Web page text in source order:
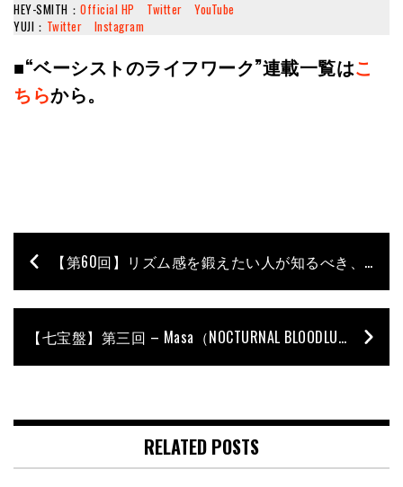
HEY-SMITH： Official HP Twitter
YouTube
YUJI： Twitter Instagram
■“ベーシストのライフワーク”連載一覧はこ
ちらから。
【第60回】リズム感を鍛えたい人が知るべき、リズム感のふたつの面／石村順の低音よろず相談所 〜Jun’s Bass Clinic〜
【七宝盤】第三回 – Masa（NOCTURNAL BLOODLUST）
RELATED POSTS